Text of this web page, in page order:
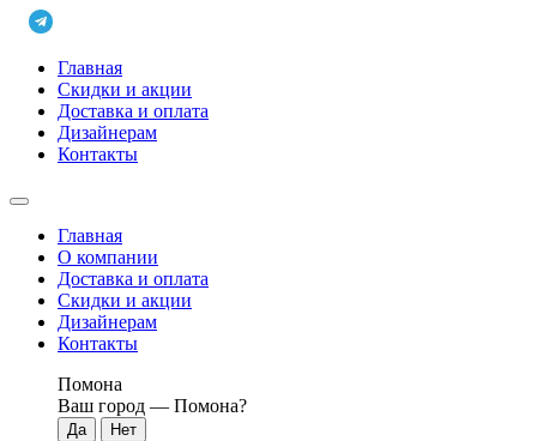
Главная
Скидки и акции
Доставка и оплата
Дизайнерам
Контакты
Главная
О компании
Доставка и оплата
Скидки и акции
Дизайнерам
Контакты
Помона
Ваш город — Помона?